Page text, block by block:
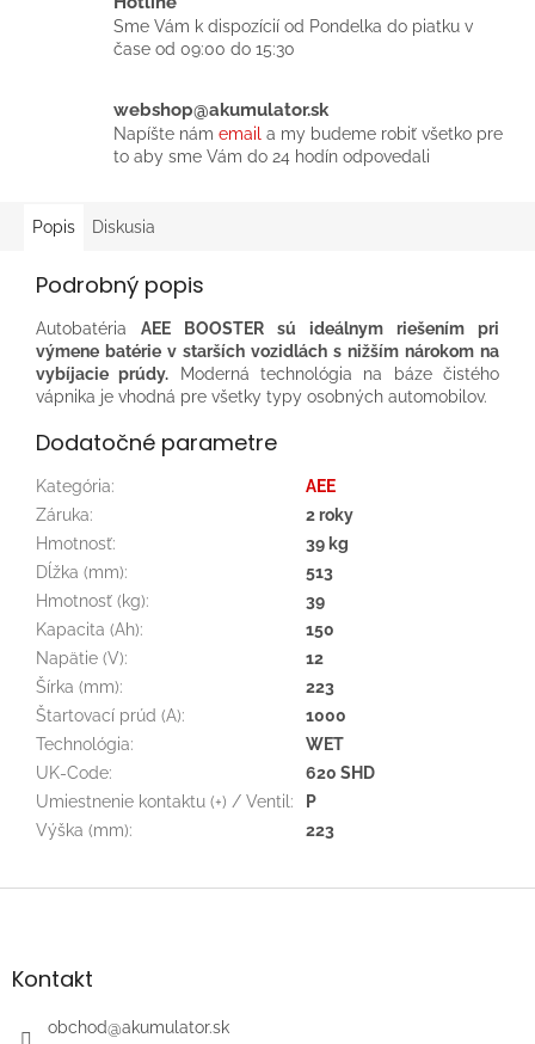
Sme Vám k dispozícií od Pondelka do piatku v
čase od 09:00 do 15:30
webshop@akumulator.sk
Napíšte nám email a my budeme robiť všetko pre
to aby sme Vám do 24 hodín odpovedali
Popis Diskusia
Podrobný popis
Autobatéria AEE BOOSTER sú ideálnym riešením pri
výmene batérie v starších vozidlách s nižším nárokom na
vybíjacie prúdy. Moderná technológia na báze čistého
vápnika je vhodná pre všetky typy osobných automobilov.
Dodatočné parametre
Kategória:
AEE
Záruka:
2 roky
Hmotnosť:
39 kg
Dĺžka (mm):
513
Hmotnosť (kg):
39
Kapacita (Ah):
150
Napätie (V):
12
Šírka (mm):
223
Štartovací prúd (A):
1000
Technológia:
WET
UK-Code:
620 SHD
Umiestnenie kontaktu (+) / Ventil :
P
Výška (mm): 223
Z
äKontakt
obchod@akumulator.sk